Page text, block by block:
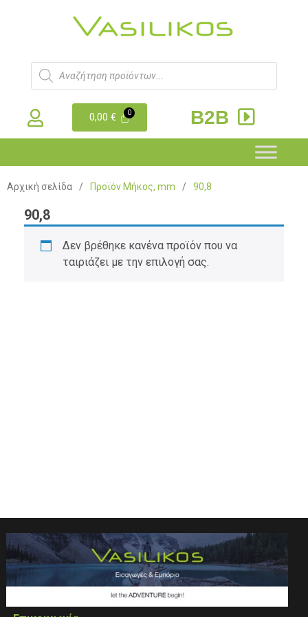
0,00€ B2B
Αρχική σελίδα / Προϊόν Μήκος, mm / 90,8
90,8
Δεν βρέθηκε κανένα προϊόν που να
ταιριάζει με την επιλογή σας.